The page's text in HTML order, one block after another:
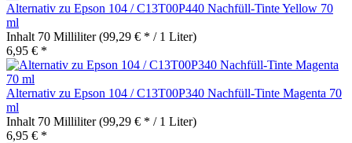
Alternativ zu Epson 104 / C13T00P440 Nachfüll-Tinte Yellow 70
ml
Inhalt 70 Milliliter(99,29 € * / 1 Liter)
6,95 € *
Alternativ zu Epson 104 / C13T00P340 Nachfüll-Tinte Magenta 70
ml
Inhalt 70 Milliliter(99,29 € * / 1 Liter)
6,95 € *